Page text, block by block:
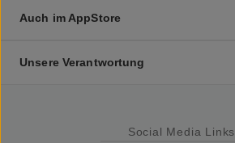
Auch im AppStore
Unsere Verantwortung
Social Media Links